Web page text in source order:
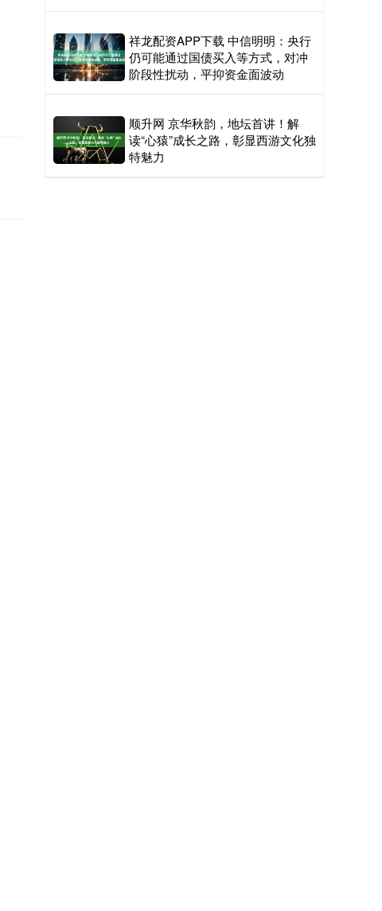
祥龙配资APP下载 中信明明：央行
仍可能通过国债买入等方式，对冲
阶段性扰动，平抑资金面波动
顺升网 京华秋韵，地坛首讲！解
读“心猿”成长之路，彰显西游文化独
特魅力